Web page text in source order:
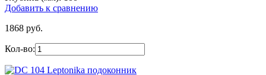
Добавить к сравнению
1868 руб.
Кол-во: